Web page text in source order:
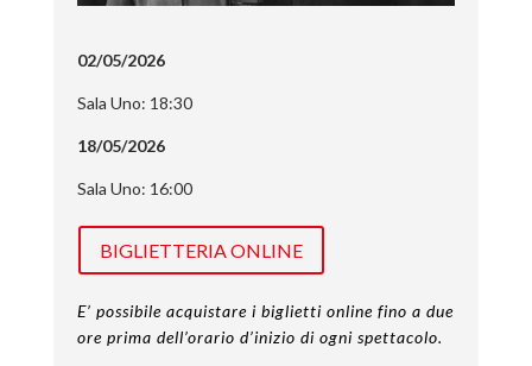
02/05/2026
Sala Uno: 18:30
18/05/2026
Sala Uno: 16:00
BIGLIETTERIA ONLINE
E’ possibile acquistare i biglietti online fino a due
ore prima dell’orario d’inizio di ogni spettacolo.